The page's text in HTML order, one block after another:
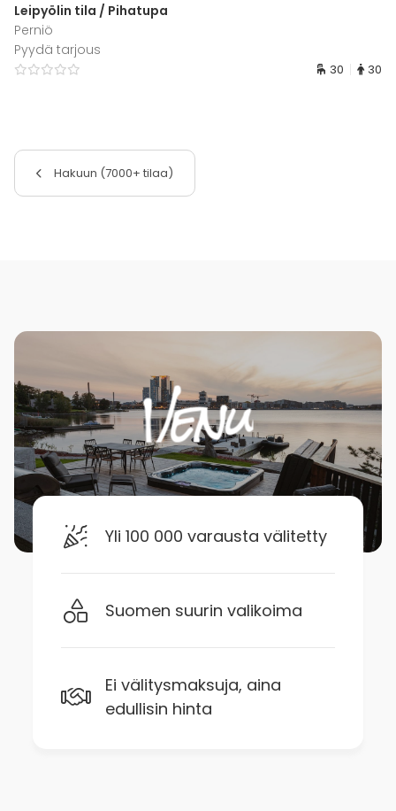
Leipyölin tila / Pihatupa
Perniö
Pyydä tarjous
30 30
Hakuun (7000+ tilaa)
Yli 100 000 varausta välitetty
Suomen suurin valikoima
Ei välitysmaksuja, aina
edullisin hinta